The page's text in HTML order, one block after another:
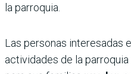
la parroquia.
Las personas interesadas
actividades de la